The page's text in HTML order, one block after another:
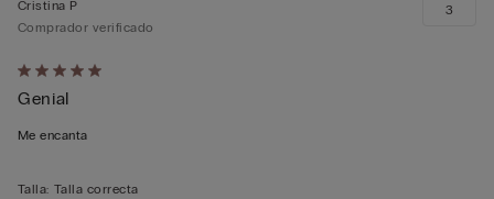
Calificación
de
5
5
Cristina P
Comprador verificado
Genial
Me encanta
3
Talla: Talla correcta